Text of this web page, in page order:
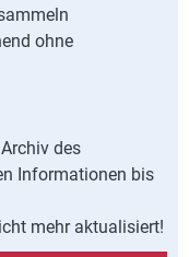
ohne
des
Informationen bis
mehr aktualisiert!